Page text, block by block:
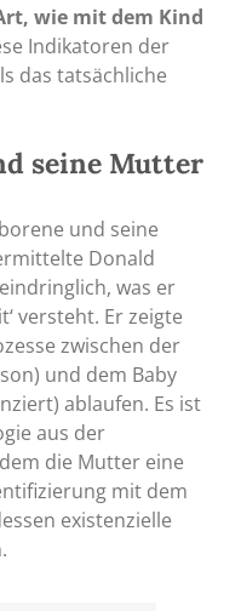
wie mit dem Kind
Indikatoren der
das tatsächliche
seine Mutter
und seine
Donald
was er
versteht. Er zeigte
zwischen der
und dem Baby
ablaufen. Es ist
aus der
die Mutter eine
mit dem
existenzielle